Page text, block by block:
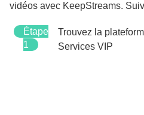
vidéos avec KeepStreams.
Étape
1
Trouvez la
Services VIP